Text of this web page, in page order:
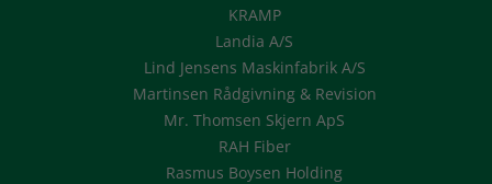
KRAMP
Landia A/S
Lind Jensens Maskinfabrik A/S
Martinsen Rådgivning & Revision
Mr. Thomsen Skjern ApS
RAH Fiber
Rasmus Boysen Holding